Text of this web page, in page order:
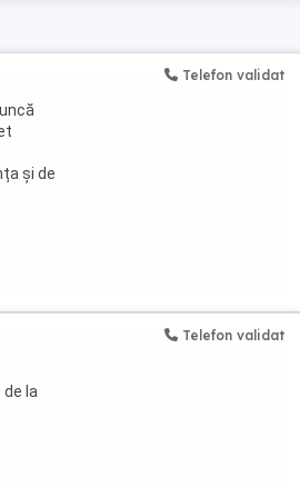
și de
Telefon validat
la
Telefon validat